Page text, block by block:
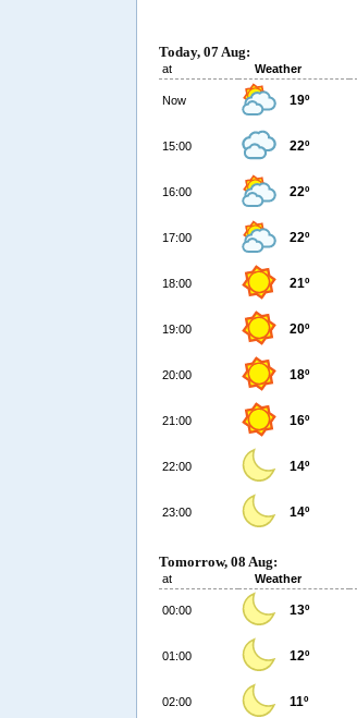
Today, 07 Aug:
at Weather
Now 19º
15:00 22º
16:00 22º
17:00 22º
18:00 21º
19:00 20º
20:00 18º
21:00 16º
22:00 14º
23:00 14º
Tomorrow, 08 Aug:
at Weather
00:00 13º
01:00 12º
02:00 11º